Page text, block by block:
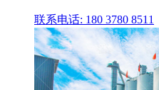
联系电话: 180 3780 8511